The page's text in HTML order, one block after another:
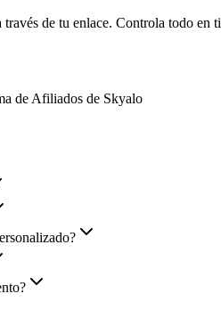
de tu enlace. Controla todo en
de Afiliados de Skyalo